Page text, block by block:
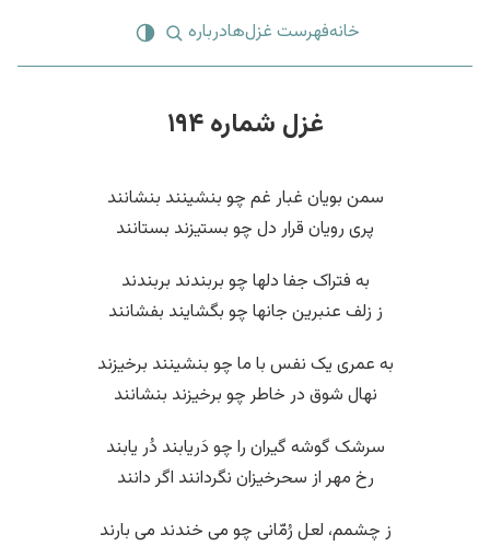
خانهفهرست غزل‌هادرباره
غزل شماره ۱۹۴
سمن بویان غبار غم چو بنشینند بنشانند
پری رویان قرار دل چو بستیزند بستانند
به فتراک جفا دلها چو بربندند بربندند
ز زلف عنبرین جانها چو بگشایند بفشانند
به عمری یک نفس با ما چو بنشینند برخیزند
نهال شوق در خاطر چو برخیزند بنشانند
سرشک گوشه گیران را چو دَریابند دُر یابند
رخ مهر از سحرخیزان نگردانند اگر دانند
ز چشمم، لعل رُمّانی چو می خندند می بارند